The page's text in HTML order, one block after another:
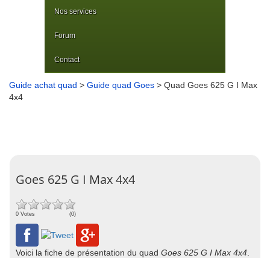
Nos services
Forum
Contact
Guide achat quad > Guide quad Goes > Quad Goes 625 G I Max
4x4
Goes 625 G I Max 4x4
0 Votes (0)
Voici la fiche de présentation du quad Goes 625 G I Max 4x4